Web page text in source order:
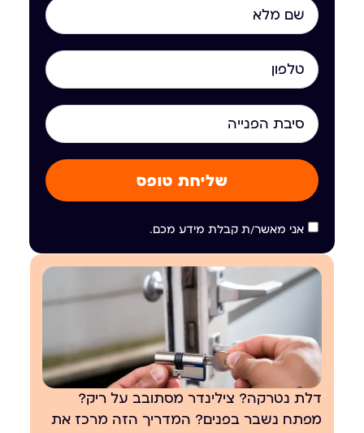
דלת נטרקה? צילינדר מסתובב על ריק?
מפתח נשבר בפנים? המדריך הזה מרכז את
אני מאשר/ת קבלת מידע מכם.
שליחת טופס